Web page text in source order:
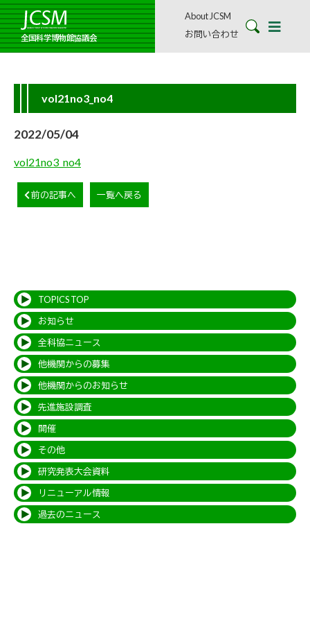
全国科学博物館協議会
About JCSM
お問い合わせ
vol21no3_no4
2022/05/04
vol21no3_no4
前の記事へ 一覧へ戻る
TOPICS TOP
お知らせ
全科協ニュース
他機関からの募集
他機関からのお知らせ
先進施設調査
開催
その他
研究発表大会資料
リニューアル情報
過去のニュース